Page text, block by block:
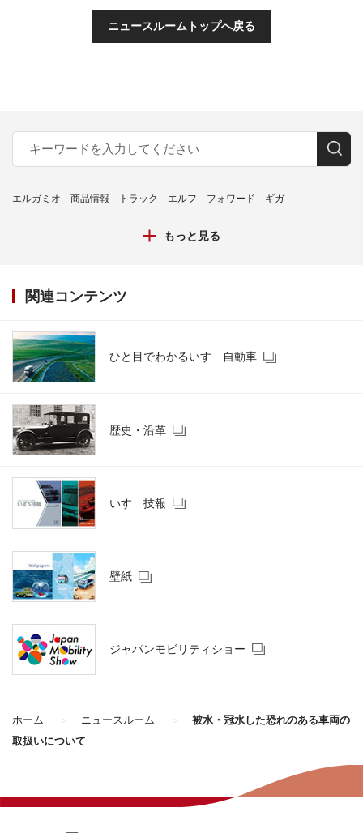
ニュースルームトップへ戻る
エルガミオ 商品情報 トラック エルフ フォワード ギガ
もっと見る
関連コンテンツ
ひと目でわかるいすゞ自動車
歴史・沿革
いすゞ技報
壁紙
ジャパンモビリティショー
ホーム ニュースルーム
被水・冠水した恐れのある車両の
取扱いについて